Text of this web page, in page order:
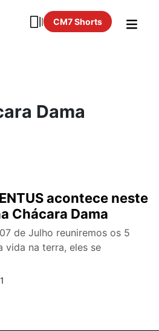
CM7 Shorts
Dama
acontece neste
Chácara Dama
de Julho reuniremos os 5
vida na terra, eles se